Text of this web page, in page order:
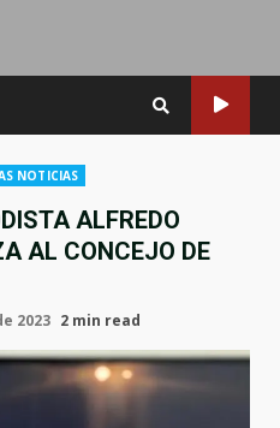
NOTICIAS
ALFREDO
AL CONCEJO DE
2023 2 min read